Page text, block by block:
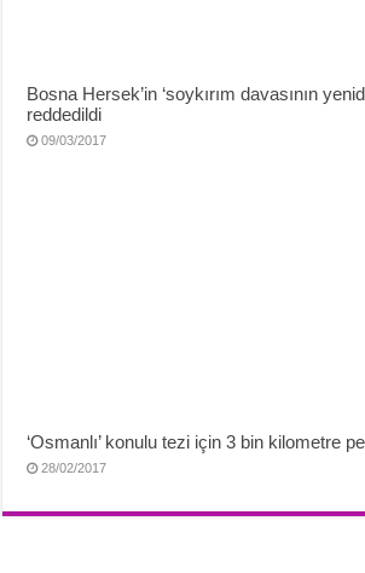
Bosna Hersek’in ‘soykırım davasının
reddedildi
09/03/2017
‘Osmanlı’ konulu tezi için 3 bin kilometre
28/02/2017